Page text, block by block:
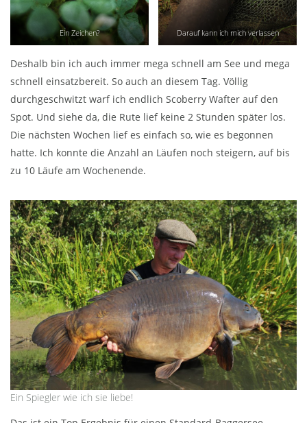
Ein Zeichen? Darauf kann ich mich verlassen
Deshalb bin ich auch immer mega schnell am See und mega
schnell einsatzbereit. So auch an diesem Tag. Völlig
durchgeschwitzt warf ich endlich Scoberry Wafter auf den
Spot. Und siehe da, die Rute lief keine 2 Stunden später los.
Die nächsten Wochen lief es einfach so, wie es begonnen
hatte. Ich konnte die Anzahl an Läufen noch steigern, auf bis
zu 10 Läufe am Wochenende.
Ein Spiegler wie ich sie liebe!